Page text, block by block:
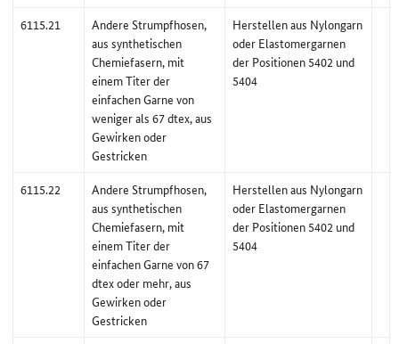
6115.21
Andere Strumpfhosen,
aus synthetischen
Chemiefasern, mit
einem Titer der
einfachen Garne von
weniger als 67 dtex, aus
Gewirken oder
Gestricken
Herstellen aus Nylongarn
oder Elastomergarnen
der Positionen 5402 und
5404
6115.22
Andere Strumpfhosen,
aus synthetischen
Chemiefasern, mit
einem Titer der
einfachen Garne von 67
dtex oder mehr, aus
Gewirken oder
Gestricken
Herstellen aus Nylongarn
oder Elastomergarnen
der Positionen 5402 und
5404